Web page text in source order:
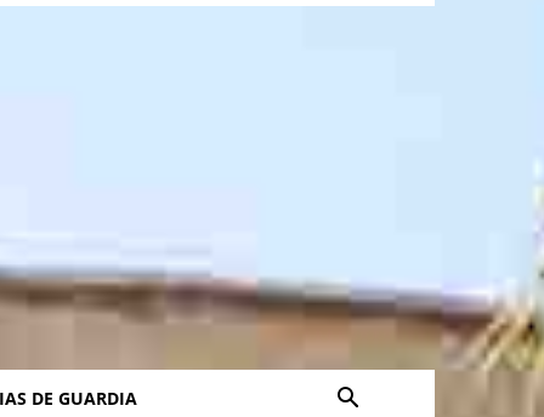
DE GUARDIA